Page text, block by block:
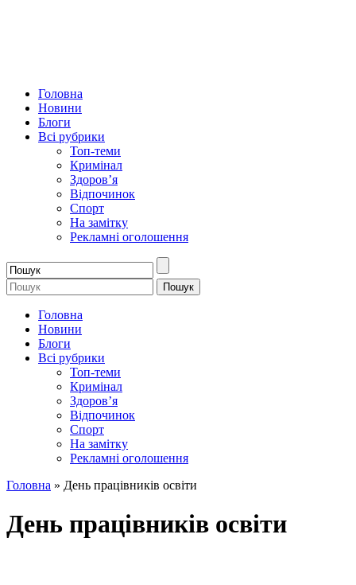
Головна
Новини
Блоги
Всі рубрики
Топ-теми
Кримінал
Здоров’я
Відпочинок
Спорт
На замітку
Рекламні оголошення
Головна
Новини
Блоги
Всі рубрики
Топ-теми
Кримінал
Здоров’я
Відпочинок
Спорт
На замітку
Рекламні оголошення
Головна » День працівників освіти
День працівників освіти